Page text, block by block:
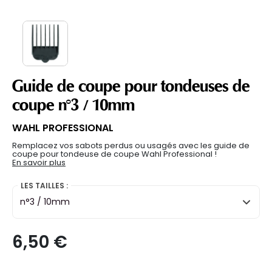
Guide de coupe pour tondeuses de
coupe n°3 / 10mm
WAHL PROFESSIONAL
Remplacez vos sabots perdus ou usagés avec les guide de
coupe pour tondeuse de coupe Wahl Professional !
En savoir plus
LES TAILLES :
n°3 / 10mm
6,50 €